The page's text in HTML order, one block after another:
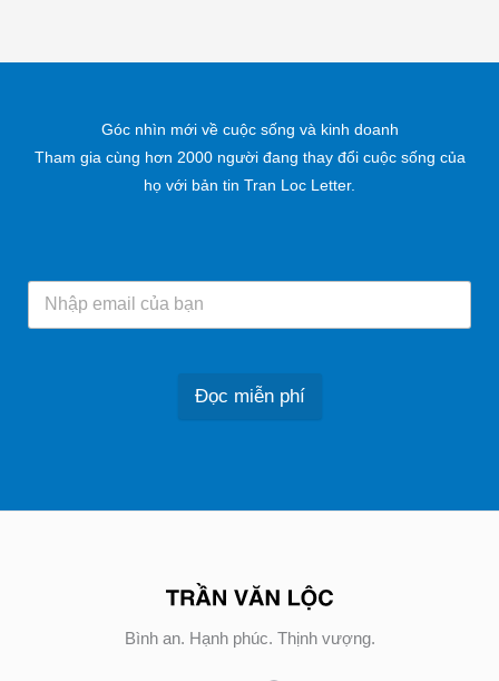
Góc nhìn mới về cuộc sống và kinh doanh
Tham gia cùng hơn 2000 người đang thay đổi cuộc sống của
họ với bản tin Tran Loc Letter.
Đọc miễn phí
Bình an. Hạnh phúc. Thịnh vượng.